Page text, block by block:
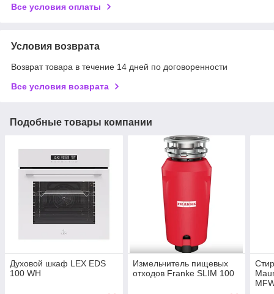
Все условия оплаты
Условия возврата
Возврат товара в течение 14 дней по договоренности
Все условия возврата
Подобные товары компании
Духовой шкаф LEX EDS
100 WH
Измельчитель пищевых
отходов Franke SLIM 100